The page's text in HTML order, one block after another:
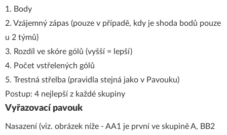
1. Body
2. Vzájemný zápas (pouze v případě, kdy je shoda bodů pouze
u 2 týmů)
3. Rozdíl ve skóre gólů (vyšší = lepší)
4. Počet vstřelených gólů
5. Trestná střelba (pravidla stejná jako v Pavouku)
Postup: 4 nejlepší z každé skupiny
Vyřazovací pavouk
Nasazení (viz. obrázek níže - AA1 je první ve skupině A, BB2